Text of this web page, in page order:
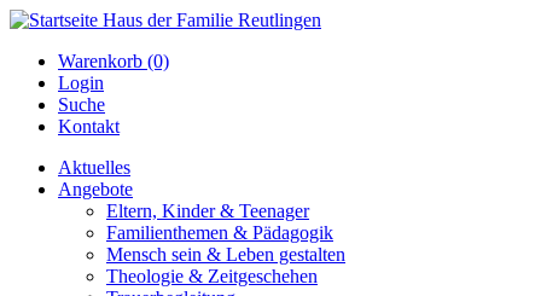
Warenkorb (0)
Login
Suche
Kontakt
Aktuelles
Angebote
Eltern, Kinder & Teenager
Familienthemen & Pädagogik
Mensch sein & Leben gestalten
Theologie & Zeitgeschehen